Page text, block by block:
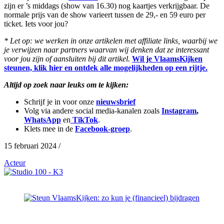
zijn er ’s middags (show van 16.30) nog kaartjes verkrijgbaar. De
normale prijs van de show varieert tussen de 29,- en 59 euro per
ticket. Iets voor jou?
* Let op: we werken in onze artikelen met affiliate links, waarbij we
je verwijzen naar partners waarvan wij denken dat ze interessant
voor jou zijn of aansluiten bij dit artikel. Wil je VlaamsKijken
steunen, klik hier en ontdek alle mogelijkheden op een rijtje.
Altijd op zoek naar leuks om te kijken:
Schrijf je in voor onze nieuwsbrief
Volg via andere social media-kanalen zoals Instagram,
WhatsApp en TikTok.
Klets mee in de Facebook-groep.
15 februari 2024 /
Acteur